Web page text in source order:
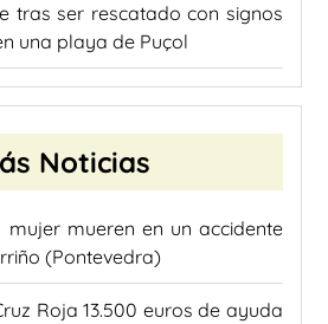
tras ser rescatado con signos
una playa de Puçol
Noticias
mueren en un accidente
(Pontevedra)
Roja 13.500 euros de ayuda